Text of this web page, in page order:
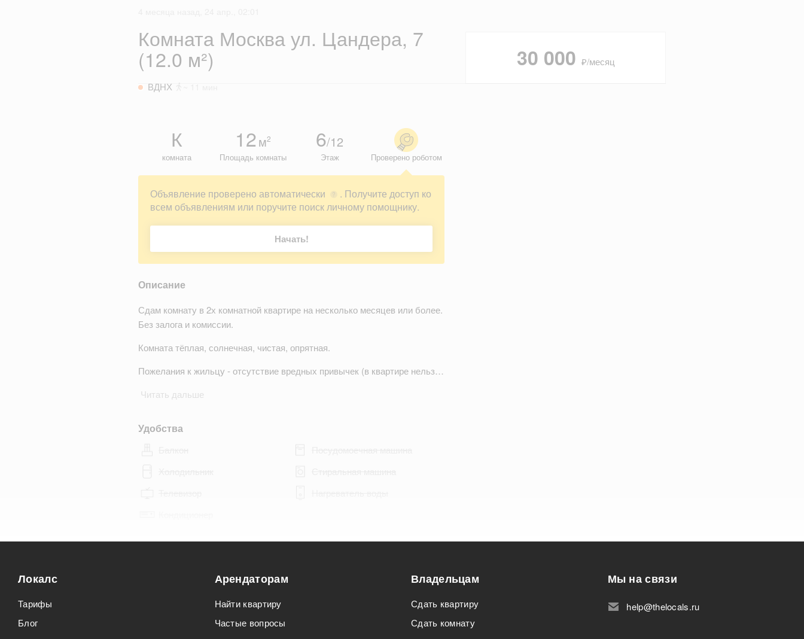
Комната Москва ул. Цандера, 7
(12.0 м²)
ВДНХ
К
комната
12 м2
Площадь комнаты
6/12
Этаж Проверено роботом
Объявление проверено автоматически ?
. Получите доступ ко
всем объявлениям или поручите поиск личному помощнику.
Начать!
Описание
Сдам комнату в 2х комнатной квартире на несколько месяцев или более.
Без залога и комиссии.
Комната тёплая, солнечная, чистая, опрятная.
Пожелания к жильцу - отсутствие вредных привычек (в квартире нельз…
Читать дальше
Удобства
Подходит для мероприятий
30 000 ₽/месяц
Локалс
Тарифы
Блог
Арендаторам
Найти квартиру
Частые вопросы
Владельцам
Сдать квартиру
Сдать комнату
Мы на связи
help@thelocals.ru